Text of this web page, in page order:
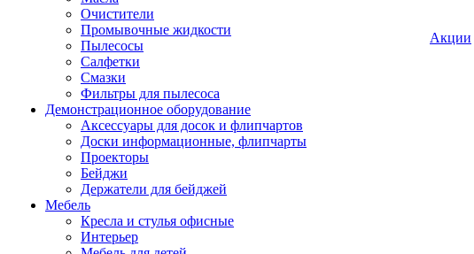
Очистители
Промывочные жидкости
Пылесосы
Салфетки
Смазки
Фильтры для пылесоса
Демонстрационное оборудование
Аксессуары для досок и флипчартов
Доски информационные, флипчарты
Проекторы
Бейджи
Держатели для бейджей
Мебель
Кресла и стулья офисные
Интерьер
Акции